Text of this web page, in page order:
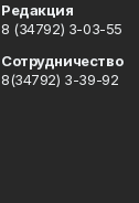
Редакция
8 (34792) 3-03-55
Сотрудничество
8(34792) 3-39-92